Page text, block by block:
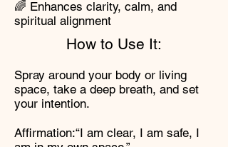
🌈 Enhances clarity, calm, and
spiritual alignment
How to Use It:
Spray around your body or living
space, take a deep breath, and set
your intention.
Affirmation:“I am clear, I am safe, I